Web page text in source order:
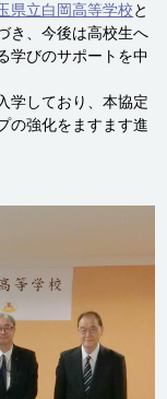
県立白岡高等学校と
き、今後は高校生へ
学びのサポートを中
学しており、本協定
の強化をますます進